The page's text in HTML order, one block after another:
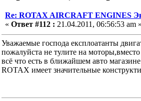
Re: ROTAX AIRCRAFT ENGINES
« Ответ #112 : 21.04.2011, 06:56:53 am
Уважаемые господа експлоатанты
пожалуйста не тулите на
всё что есть в ближайшем авто
ROTAX имеет значительные